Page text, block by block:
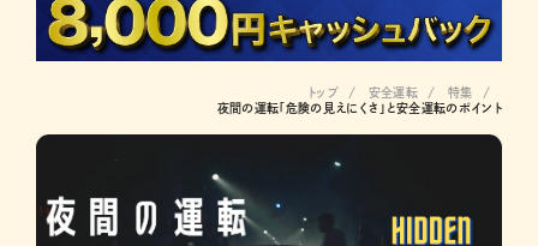
トップ 安全運転
特集
夜間の運転「危険の見えにくさ」と安全運転のポイント